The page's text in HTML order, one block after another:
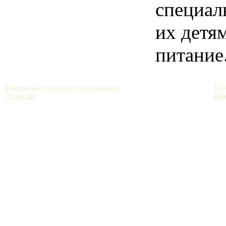
их
Вопросы о питании школьников:
45-95-00